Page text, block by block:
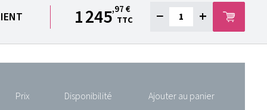
1 245,97 €
TTC
− +
Prix Disponibilité Ajouter au panier